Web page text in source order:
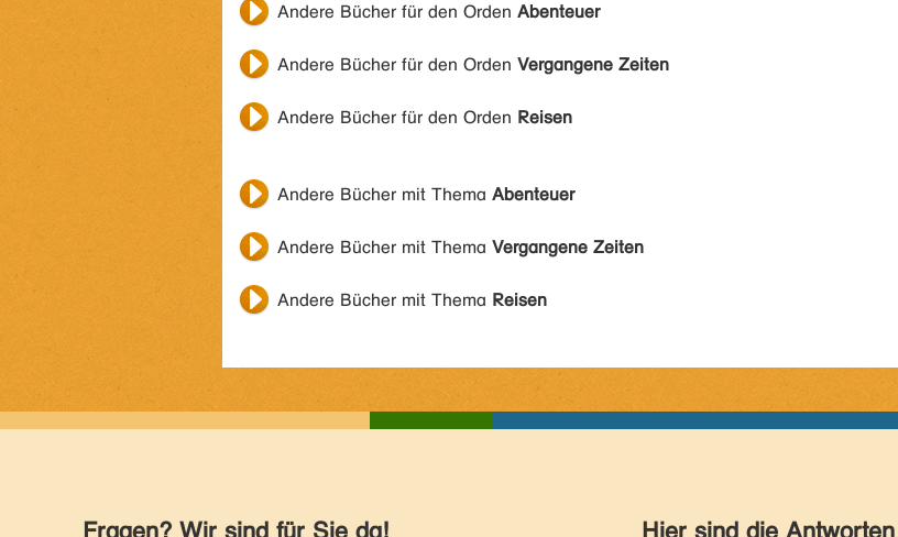
Andere Bücher für den Orden Abenteuer
Andere Bücher für den Orden Vergangene Zeiten
Andere Bücher für den Orden Reisen
Andere Bücher mit Thema Abenteuer
Andere Bücher mit Thema Vergangene Zeiten
Andere Bücher mit Thema Reisen